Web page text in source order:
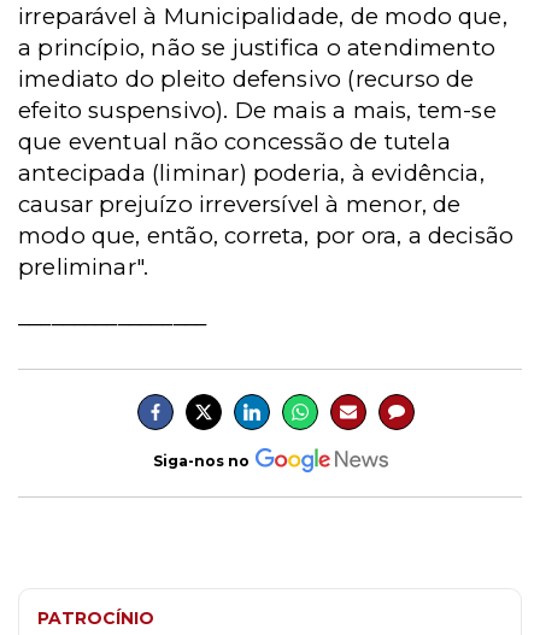
irreparável à Municipalidade, de modo que,
a princípio, não se justifica o atendimento
imediato do pleito defensivo (recurso de
efeito suspensivo). De mais a mais, tem-se
que eventual não concessão de tutela
antecipada (liminar) poderia, à evidência,
causar prejuízo irreversível à menor, de
modo que, então, correta, por ora, a decisão
preliminar".
Siga-nos no
PATROCÍNIO